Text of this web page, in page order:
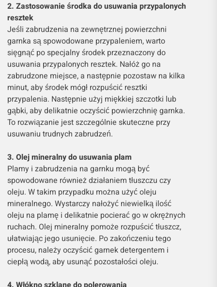
2. Zastosowanie środka do usuwania przypalonych
resztek
Jeśli zabrudzenia na zewnętrznej powierzchni
garnka są spowodowane przypaleniem, warto
sięgnąć po specjalny środek przeznaczony do
usuwania przypalonych resztek. Nałóż go na
zabrudzone miejsce, a następnie pozostaw na kilka
minut, aby środek mógł rozpuścić resztki
przypalenia. Następnie użyj miękkiej szczotki lub
gąbki, aby delikatnie oczyścić powierzchnię garnka.
To rozwiązanie jest szczególnie skuteczne przy
usuwaniu trudnych zabrudzeń.
3. Olej mineralny do usuwania plam
Plamy i zabrudzenia na garnku mogą być
spowodowane również działaniem tłuszczu czy
oleju. W takim przypadku można użyć oleju
mineralnego. Wystarczy nałożyć niewielką ilość
oleju na plamę i delikatnie pocierać go w okrężnych
ruchach. Olej mineralny pomoże rozpuścić tłuszcz,
ułatwiając jego usunięcie. Po zakończeniu tego
procesu, należy oczyścić garnek detergentem i
ciepłą wodą, aby usunąć pozostałości oleju.